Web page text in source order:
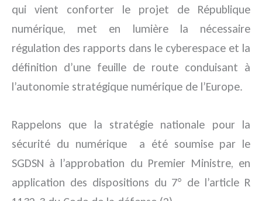
qui vient conforter le projet de République
numérique, met en lumière la nécessaire
régulation des rapports dans le cyberespace et la
définition d’une feuille de route conduisant à
l’autonomie stratégique numérique de l’Europe.
Rappelons que la stratégie nationale pour la
sécurité du numérique a été soumise par le
SGDSN à l’approbation du Premier Ministre, en
application des dispositions du 7° de l’article R